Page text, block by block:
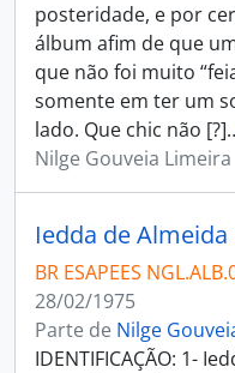
posteridade, e por
álbum afim de que
que não foi muito
somente em ter um
lado. Que chic não [?]
Nilge Gouveia Limeira
BR ESAPEES
28/02/1975
Parte de Nilge
IDENTIFICAÇÃO: 1-